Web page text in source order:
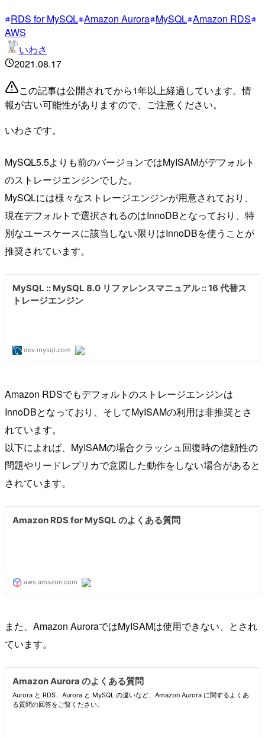
RDS for MySQL Amazon Aurora MySQL Amazon RDS
AWS
いわさ
2021.08.17
この記事は公開されてから1年以上経過しています。情
報が古い可能性がありますので、ご注意ください。
いわさです。
MySQL5.5よりも前のバージョンではMyISAMがデフォルト
のストレージエンジンでした。
MySQLには様々なストレージエンジンが用意されており、
現在デフォルトで選択されるのはInnoDBとなっており、特
別なユースケースに該当しない限りはInnoDBを使うことが
推奨されています。
Amazon RDSでもデフォルトのストレージエンジンは
InnoDBとなっており、そしてMyISAMの利用は非推奨とさ
れています。
以下によれば、MyISAMの場合クラッシュ回復時の信頼性の
問題やリードレプリカで意図した動作をしない場合があると
されています。
また、Amazon AuroraではMyISAMは使用できない、とされ
ています。